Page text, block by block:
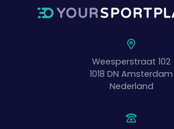
Weesperstraat 102
1018 DN Amsterdam
Nederland